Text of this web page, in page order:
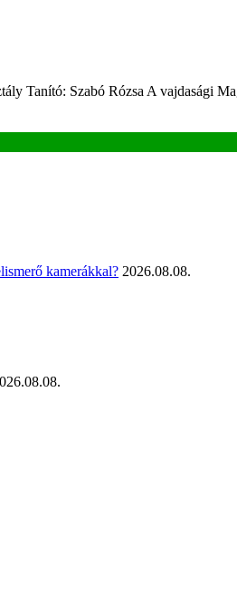
Tanító: Szabó Rózsa A vajdasági
kamerákkal? 2026.08.08.